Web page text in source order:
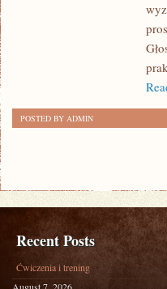
POSTED BY ADMIN
Recent Posts
Ćwiczenia i trening